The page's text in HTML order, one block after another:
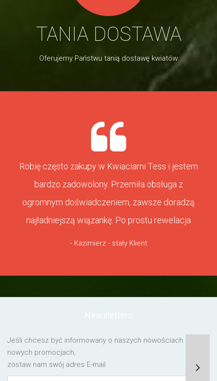
TANIA DOSTAWA
Oferujemy Państwu tanią dostawę kwiatów
Robię często zakupy w Kwiaciarni Tess i jestem
bardzo zadowolony. Przemiła obsługa z
ogromnym doświadczeniem, zawsze doradzą
najładniejszą wiązankę. Po prostu rewelacja
- Kazimierz - stały Klient
Jeśli chcesz być informowany o naszych nowościach lub o
nowych promocjach,
zostaw nam swój adres E-mail